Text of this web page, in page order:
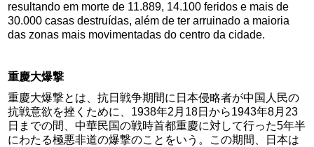
resultando em morte de 11.889, 14.100 feridos e mais de
30.000 casas destruídas, além de ter arruinado a maioria
das zonas mais movimentadas do centro da cidade.
重慶大爆撃
重慶大爆撃とは、抗日戦争期間に日本侵略者が中国人民の
抗戦意欲を挫くために、1938年2月18日から1943年8月23
日までの間、中華民国の戦時首都重慶に対して行った5年半
にわたる極悪非道の爆撃のことをいう。この期間、日本は